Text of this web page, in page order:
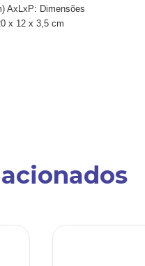
AxLxP: Dimensões
x 12 x 3,5 cm